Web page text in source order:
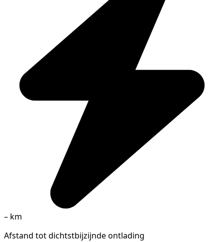
– km
Afstand tot dichtstbijzijnde ontlading